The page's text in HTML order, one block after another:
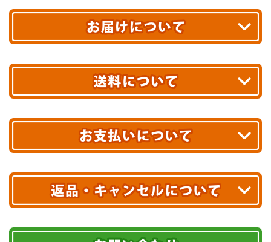
最短翌日お届け!
あす着エリアが対象です。
エリアやお届け日の確認はこちら▶
※ 配送業者による配送遅延が生じる可能性がございます。
※ 沖縄・離島はお届けできません。
送料無料!
10,000円未満 全国一律1,100円(税込)
配送業者
ヤマト運輸
お届け可能時間帯
クレジットカード
期限を含むルール（条件）や、お客様にご負担い